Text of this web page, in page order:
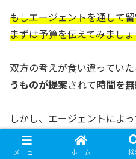
もしエージェントを通して
まずは予算を伝えてみまし
双方の考えが食い違っていた
うものが提案されて時間を
しかし、エージェントによ
プランを提案したら即却下さ
メニュー ホーム